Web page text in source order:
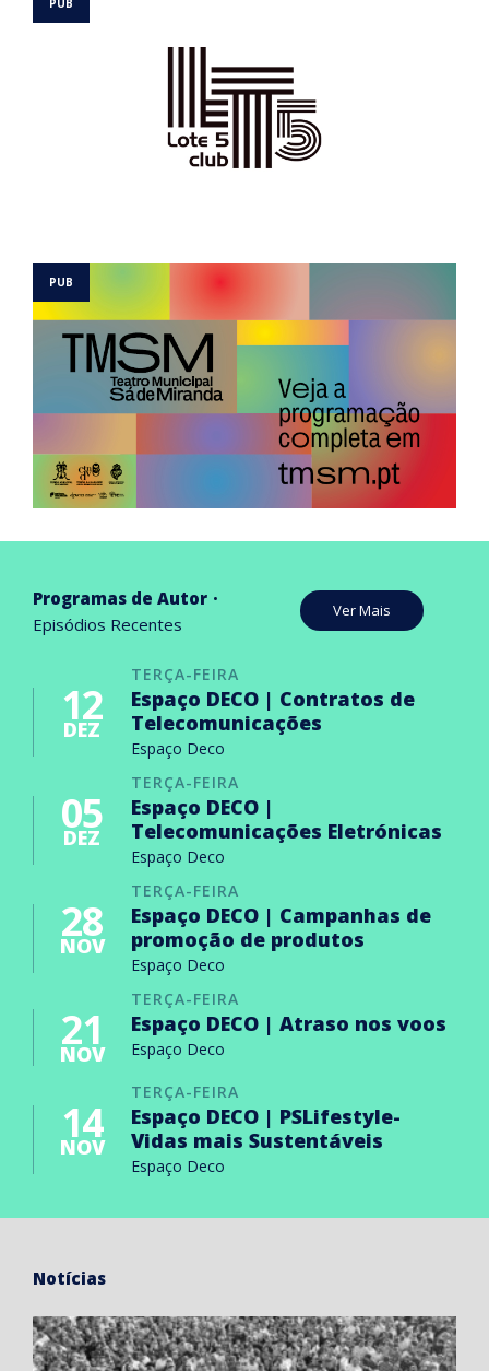
Programas de Autor
Episódios Recentes
Ver Mais
TERÇA-FEIRA
12
DEZ
Espaço DECO | Contratos de
Telecomunicações
Espaço Deco
TERÇA-FEIRA
05
DEZ
Espaço DECO |
Telecomunicações Eletrónicas
Espaço Deco
TERÇA-FEIRA
28
NOV
Espaço DECO | Campanhas de
promoção de produtos
Espaço Deco
TERÇA-FEIRA
21
NOV
Espaço DECO | Atraso nos voos
Espaço Deco
TERÇA-FEIRA
14
NOV
Espaço DECO | PSLifestyle-
Vidas mais Sustentáveis
Espaço Deco
Notícias